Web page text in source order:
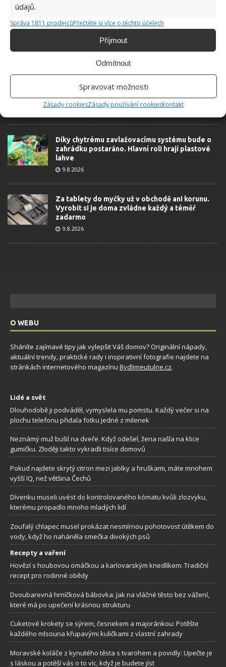
údajů.
Správa 1811 prodejcůPřečtěte si více o těchto účelech
Příjmout
Odmítnout
Spravovat možnosti
Zásady cookiesZásady používání cookiesKontakt
je odpudí i jablečný ocet a přípravek na mytí
nádobí
9.8.2026
Díky chytrému zavlažovacímu systému bude o
zahrádku postaráno. Hlavní roli hrají plastové
lahve
9.8.2026
Za tablety do myčky už v obchodě ani korunu.
Vyrobit si je doma zvládne každý a téměř
zadarmo
9.8.2026
O WEBU
Sháníte zajímavé tipy jak vylepšit Váš domov? Originální nápady,
aktuální trendy, praktické rady i inspirativní fotografie najdete na
stránkách internetového magazínu Bydlimeutulne.cz.
Lidé a svět
Dlouhodobě ji podváděl, vymyslela mu pomstu. Každý večer si na
plochu telefonu přidala fotku jedné z milenek
Neznámý muž bušil na dveře. Když odešel, žena našla na klice
gumičku. Zloději takto vykradli tisíce domovů
Pokud najdete skrytý citron mezi jablky a hruškami, máte mnohem
vyšší IQ, než většina Čechů
Dívenku museli uvést do kontrolovaného kómatu kvůli zlozvyku,
kterému propadlo mnoho mladých lidí
Zoufalý chlapec musel prokázat nesmírnou pohotovost útěkem do
vody, když ho naháněla smečka divokých psů
Recepty a vaření
Hovězí s houbovou omáčkou a karlovarským knedlíkem: Tradiční
recept pro rodinné obědy
Dvoubarevná hrníčková bábovka: Jak na vláčné těsto bez vážení,
které má po upečení krásnou strukturu
Cuketové krokety se sýrem, česnekem a majoránkou: Potěšte
každého mlsouna křupavými kuličkami z vlastní zahrady
Moravské koláče z kynutého těsta s tvarohem a povidly: Upečte je
s láskou a potěší vás o to víc, když je budete jíst